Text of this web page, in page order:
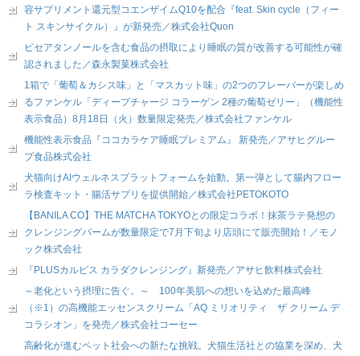
容サプリメント還元型コエンザイムQ10を配合『feat. Skin cycle（フィー
ト スキンサイクル）』が新発売／株式会社Quon
ピセアタンノールを含む食品の摂取により睡眠の質が改善する可能性が確
認されました／森永製菓株式会社
1箱で「葡萄＆カシス味」と「マスカット味」の2つのフレーバーが楽しめ
るファンケル「ディープチャージ コラーゲン 2種の葡萄ゼリー」（機能性
表示食品）8月18日（火）数量限定発売／株式会社ファンケル
機能性表示食品『ココカラケア睡眠プレミアム』 新発売／アサヒグルー
プ食品株式会社
犬猫向けAIウェルネスプラットフォームを始動。第一弾として腸内フロー
ラ検査キット・腸活サプリを提供開始／株式会社PETOKOTO
【BANILA CO】THE MATCHA TOKYOとの限定コラボ！抹茶ラテ発想の
クレンジングバームが数量限定で7月下旬より店頭にて販売開始！／モノ
ック株式会社
『PLUSカルピス カラダクレンジング』新発売／アサヒ飲料株式会社
～老化という摂理に告ぐ。～ 100年美肌への想いを込めた最高峰
（※1）の高機能エッセンスクリーム「AQ ミリオリティ ザ クリーム デ
コラシオン」を発売／株式会社コーセー
高齢化が進むペット社会への新たな挑戦。犬猫生活社との協業を深め、犬